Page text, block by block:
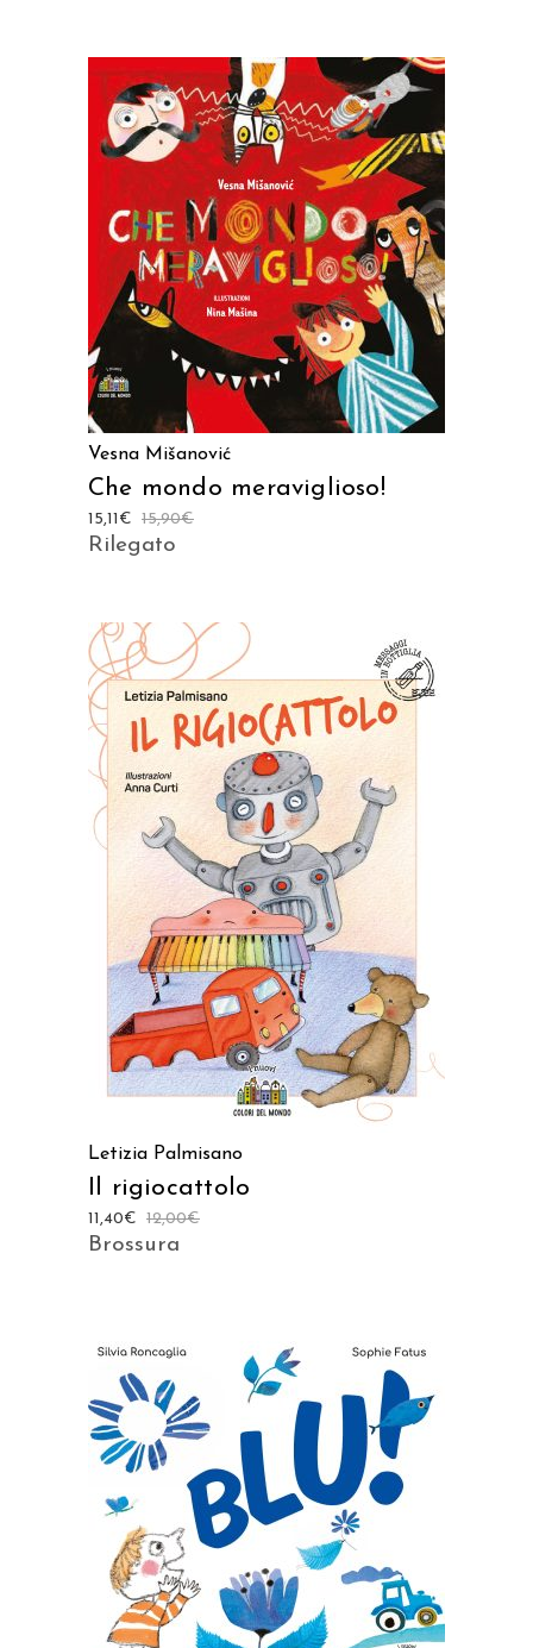
AGGIUNGI AL CARRELLO
Vesna Mišanović
Che mondo meraviglioso!
15,90€
15,11 €
Rilegato
AGGIUNGI AL CARRELLO
Letizia Palmisano
Il rigiocattolo
12,00€
11,40€
Brossura
AGGIUNGI AL CARRELLO